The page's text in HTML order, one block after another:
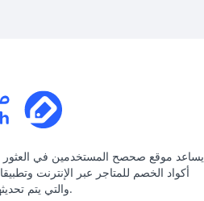
يساعد موقع صحصح المستخدمين في
أكواد الخصم للمتاجر عبر الإنترنت
والتي يتم تحديثها باستمرار.